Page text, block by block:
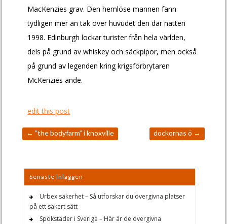
MacKenzies grav. Den hemlöse mannen fann
tydligen mer än tak över huvudet den där natten
1998. Edinburgh lockar turister från hela världen,
dels på grund av whiskey och säckpipor, men också
på grund av legenden kring krigsförbrytaren
McKenzies ande.
edit this post
dockornas ö →
← ”the bodyfarm” i knoxville
Senaste inläggen
Urbex säkerhet – Så utforskar du övergivna platser
på ett säkert sätt
Spökstäder i Sverige – Här är de övergivna